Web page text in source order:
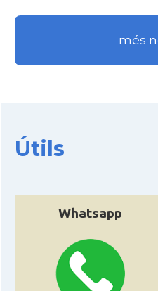
més
Útils
Whatsapp